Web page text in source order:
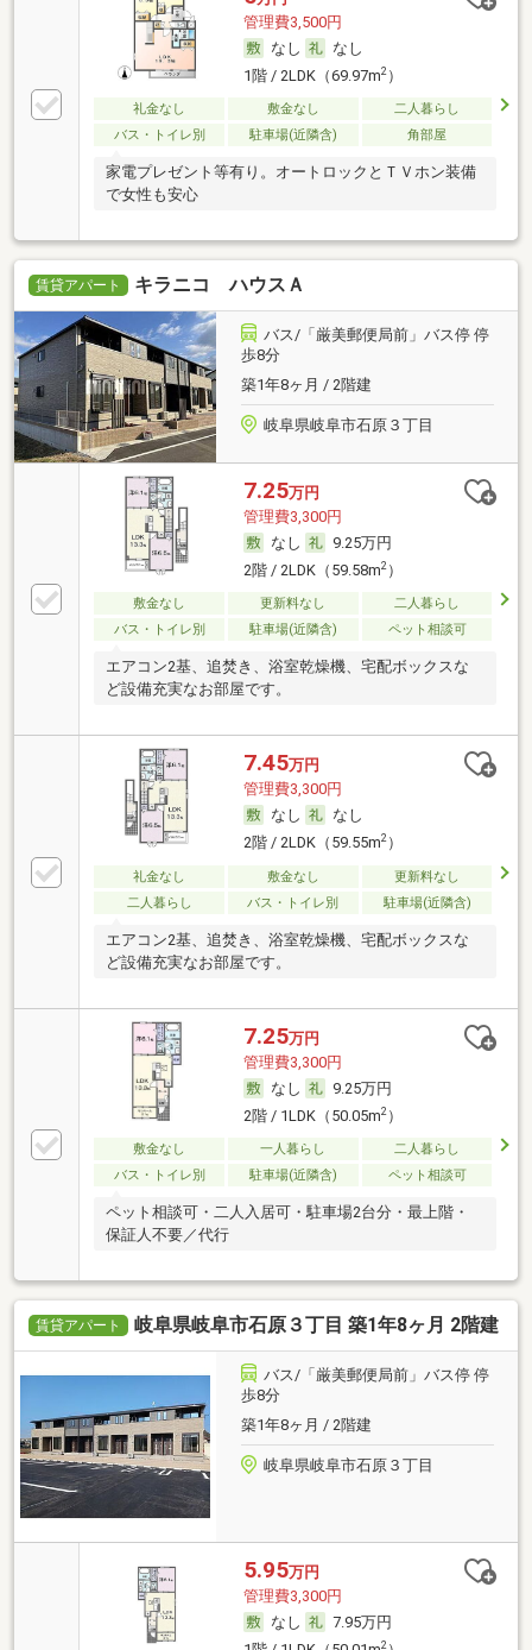
管理費3,500円
なし
なし
1階 / 2LDK（69.97m2）
礼金なし 敷金なし
二人暮らし
バス・トイレ別
駐車場(近隣含) 角部屋
家電プレゼント等有り。オートロックとＴＶホン装備
で女性も安心
賃貸アパート キラニコ ハウスＡ
バス/「厳美郵便局前」バス停 停
歩8分
築1年8ヶ月 / 2階建
岐阜県岐阜市石原３丁目
7.25万円
管理費3,300円
なし
9.25万円
2階 / 2LDK（59.58m2）
敷金なし 更新料なし
二人暮らし
バス・トイレ別
駐車場(近隣含) ペット相談可
エアコン2基、追焚き、浴室乾燥機、宅配ボックスな
ど設備充実なお部屋です。
7.45万円
管理費3,300円
なし
なし
2階 / 2LDK（59.55m2）
礼金なし 敷金なし
更新料なし
二人暮らし
バス・トイレ別 駐車場(近隣含)
エアコン2基、追焚き、浴室乾燥機、宅配ボックスな
ど設備充実なお部屋です。
7.25万円
管理費3,300円
なし
9.25万円
2階 / 1LDK（50.05m2）
敷金なし 一人暮らし
二人暮らし
バス・トイレ別
駐車場(近隣含) ペット相談可
ペット相談可・二人入居可・駐車場2台分・最上階・
保証人不要／代行
賃貸アパート 岐阜県岐阜市石原３丁目 築1年8ヶ月 2階建
バス/「厳美郵便局前」バス停 停
歩8分
築1年8ヶ月 / 2階建
岐阜県岐阜市石原３丁目
5.95万円
管理費3,300円
なし
7.95万円
2